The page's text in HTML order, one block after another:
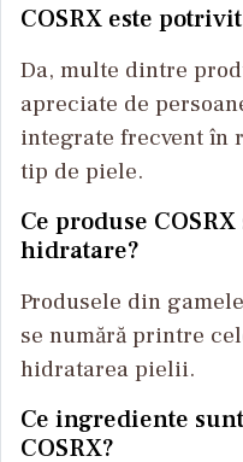
COSRX este
Da, multe dintre
apreciate de
integrate frecvent în
tip de piele.
Ce produse
hidratare?
Produsele din
se numără printre
hidratarea pielii.
Ce ingrediente
COSRX?